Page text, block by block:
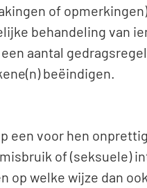
of
behandeling van
aantal
beëindigen.
een voor hen
of (seksuele)
op welke wijze dan